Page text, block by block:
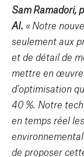
Sam Ramadori,
AI. « Notre
seulement aux
et de détail de
mettre en œuvre
d’optimisation
40 %. Notre
en temps réel
de proposer